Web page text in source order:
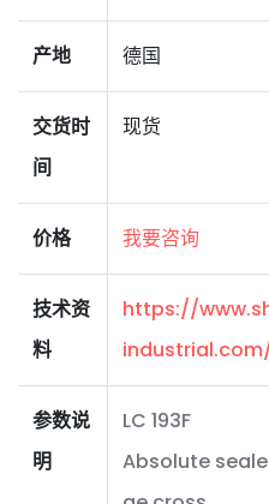
产地 德国
交货时
间
现货
价格 我要咨询
技术资
料
https://
参数说
明
LC 193F
Absolute